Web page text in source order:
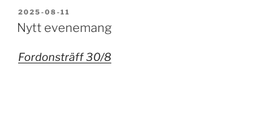
PUBLICERAT
2025-08-11
Nytt evenemang
Fordonsträff 30/8